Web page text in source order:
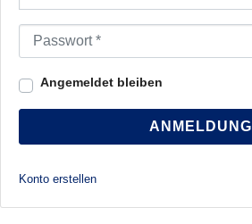
Passwort
Angemeldet bleiben
ANMELDUNG
Konto erstellen